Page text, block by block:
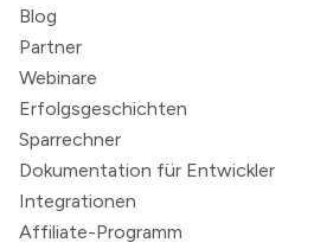
Blog
Partner
Webinare
Erfolgsgeschichten
Sparrechner
Dokumentation für Entwickler
Integrationen
Affiliate-Programm